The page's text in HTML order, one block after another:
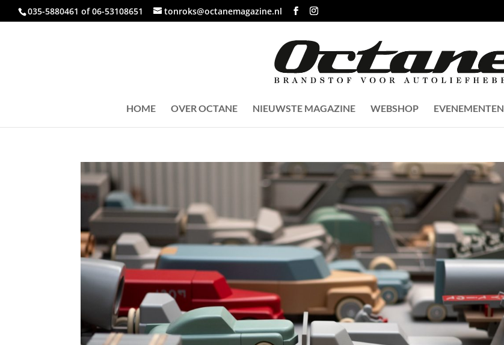
035-5880461 of 06-53108651 tonroks@octanemagazine.nl
HOME OVER OCTANE NIEUWSTE MAGAZINE WEBSHOP EVENEMENTEN